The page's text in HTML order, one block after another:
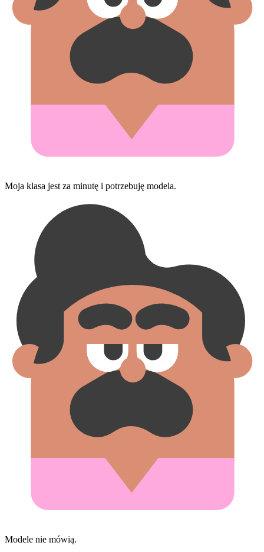
Moja klasa jest za minutę i potrzebuję modela.
Modele nie mówią.